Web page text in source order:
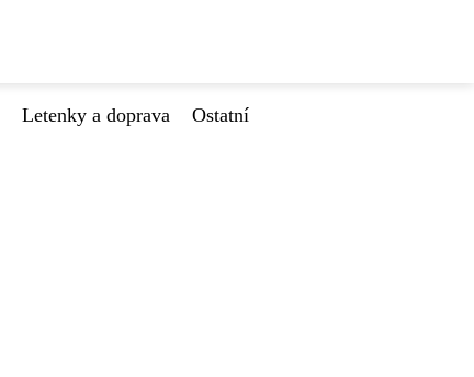
Letenky a doprava
Ostatní